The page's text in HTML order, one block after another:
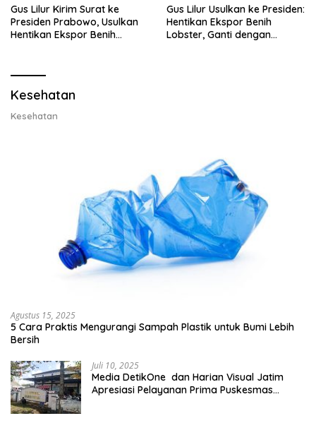
Gus Lilur Kirim Surat ke
Presiden Prabowo, Usulkan
Hentikan Ekspor Benih
Gus Lilur Usulkan ke Presiden:
Hentikan Ekspor Benih
Lobster, Ganti dengan
Kesehatan
Kesehatan
Agustus 15, 2025
5 Cara Praktis Mengurangi Sampah Plastik untuk Bumi Lebih
Bersih
Juli 10, 2025
Media DetikOne dan Harian Visual Jatim
Apresiasi Pelayanan Prima Puskesmas